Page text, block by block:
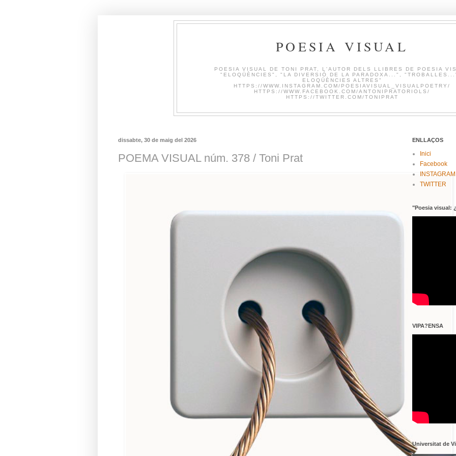
POESIA VISUAL
POESIA VISUAL DE TONI PRAT, L'AUTOR DELS LLIBRES DE POESIA
"ELOQÜÈNCIES", "LA DIVERSIÓ DE LA PARADOXA...",
ELOQÜÈNCIES ALTRES"
HTTPS://WWW.INSTAGRAM.COM/POESIAVISUAL_VISUALPOETRY/
HTTPS://WWW.FACEBOOK.COM/ANTONIPRATORIOLS/
HTTPS://TWITTER.COM/TONIPRAT
dissabte, 30 de maig del 2026
POEMA VISUAL núm. 378 / Toni Prat
ENLLAÇOS
Inici
Facebook
INSTAGRAM
TWITTER
"Poesia visual:
VIPA?ENSA
Universitat de